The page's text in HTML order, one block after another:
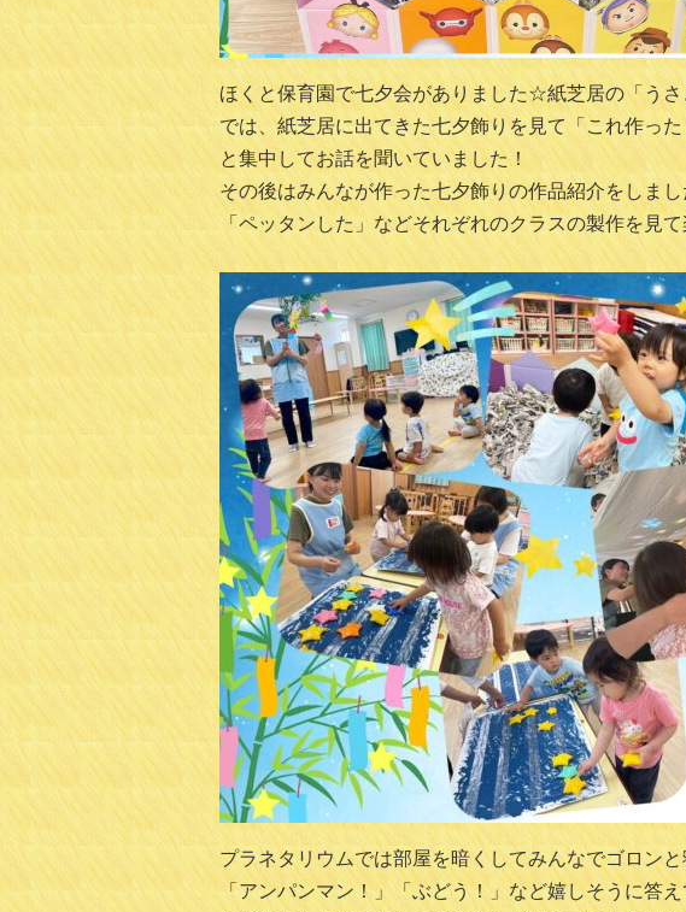
ほくと保育園で七夕会がありました☆紙芝居の「う
では、紙芝居に出てきた七夕飾りを見て「これ作っ
と集中してお話を聞いていました！
その後はみんなが作った七夕飾りの作品紹介をしま
「ペッタンした」などそれぞれのクラスの製作を見
プラネタリウムでは部屋を暗くしてみんなでゴロン
「アンパンマン！」「ぶどう！」など嬉しそうに答